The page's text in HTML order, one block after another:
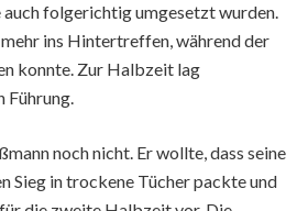
auch folgerichtig umgesetzt wurden.
ins Hintertreffen, während der
konnte. Zur Halbzeit lag
Führung.
noch nicht. Er wollte, dass seine
Sieg in trockene Tücher packte und